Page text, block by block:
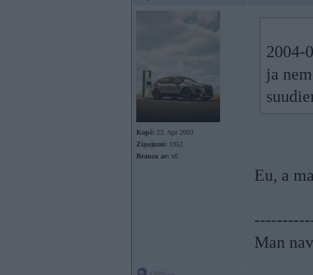
Kopš: 23. Apr 2003
Ziņojumi: 1952
Braucu ar: x6
2004-
ja
Eu, a
Man